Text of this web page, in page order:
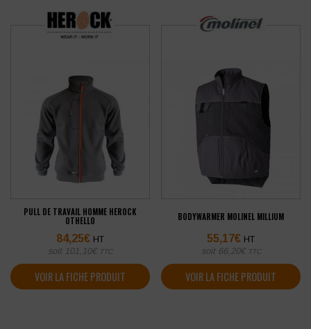
PULL DE TRAVAIL HOMME HEROCK
OTHELLO
84,25€ HT
soit 101,10€ TTC
VOIR LA FICHE PRODUIT
BODYWARMER MOLINEL MILLIUM
55,17€ HT
soit 66,20€ TTC
VOIR LA FICHE PRODUIT